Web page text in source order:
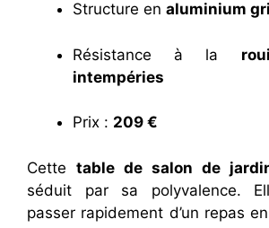
Structure en aluminium
Résistance à la
intempéries
Prix : 209 €
Cette table de salon de
séduit par sa polyvalence.
passer rapidement d’un repas